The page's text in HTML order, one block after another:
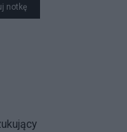
notkę